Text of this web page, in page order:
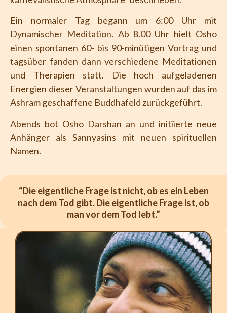
Ein normaler Tag begann um 6:00 Uhr mit
Dynamischer Meditation. Ab 8.00 Uhr hielt Osho
einen spontanen 60- bis 90-minütigen Vortrag und
tagsüber fanden dann verschiedene Meditationen
und Therapien statt. Die hoch aufgeladenen
Energien dieser Veranstaltungen wurden auf das im
Ashram geschaffene Buddhafeld zurückgeführt.
Abends bot Osho Darshan an und initiierte neue
Anhänger als Sannyasins mit neuen spirituellen
Namen.
“Die eigentliche Frage ist nicht, ob es ein Leben
nach dem Tod gibt. Die eigentliche Frage ist, ob
man vor dem Tod lebt.”